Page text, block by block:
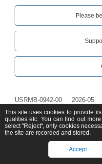
Please
USRMB-0942-00 2026-05
This site uses cookies to provide
qualities etc. You can find out
select "Reject", only cookies
the site are recorded and stored.
Accept